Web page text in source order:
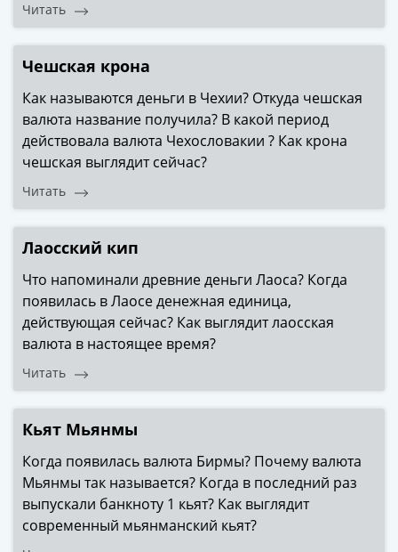
Читать
Чешская крона
Как называются деньги в Чехии? Откуда чешская
валюта название получила? В какой период
действовала валюта Чехословакии ? Как крона
чешская выглядит сейчас?
Читать
Лаосский кип
Что напоминали древние деньги Лаоса? Когда
появилась в Лаосе денежная единица,
действующая сейчас? Как выглядит лаосская
валюта в настоящее время?
Читать
Кьят Мьянмы
Когда появилась валюта Бирмы? Почему валюта
Мьянмы так называется? Когда в последний раз
выпускали банкноту 1 кьят? Как выглядит
современный мьянманский кьят?